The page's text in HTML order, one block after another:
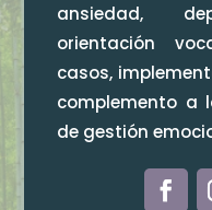
ansiedad,
orientación
casos,
complemento a
de gestión